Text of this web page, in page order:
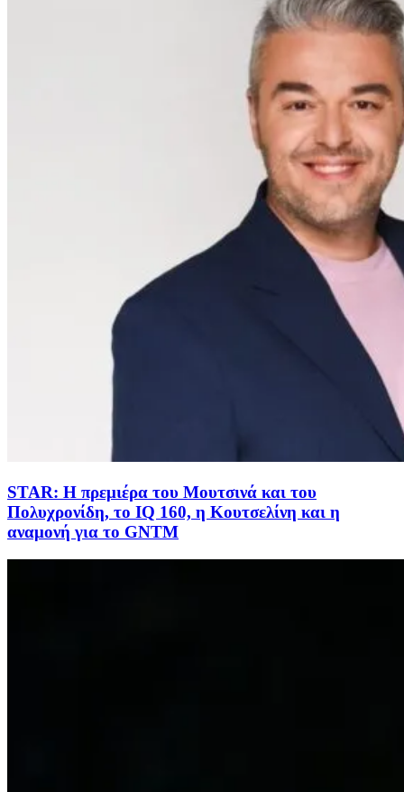
STAR: Η πρεμιέρα του Μουτσινά και του
Πολυχρονίδη, το IQ 160, η Κουτσελίνη και η
αναμονή για το GNTM